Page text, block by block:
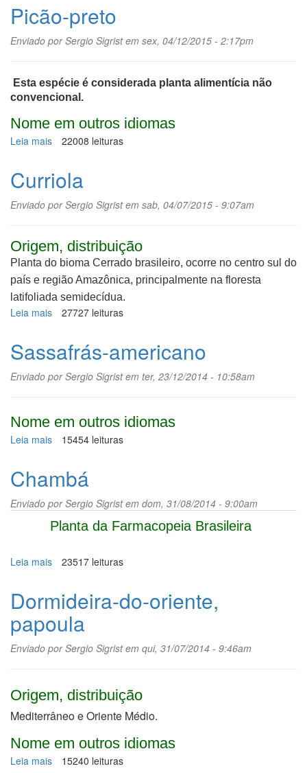
defunto
Picão-preto
Enviado porSergio Sigristem sex, 04/12/2015 - 2:17pm
Esta espécie é considerada planta alimentícia não
convencional.
Nome em outros idiomas
Leia mais sobre
22008 leituras
Curriola
Enviado porSergio Sigristem sab, 04/07/2015 - 9:07am
Origem, distribuição
Planta do bioma Cerrado brasileiro, ocorre no centro sul do
país e região Amazônica, principalmente na floresta
latifoliada semidecídua.
Leia mais sobre
27727 leituras
Sassafrás-americano
Enviado porSergio Sigristem ter, 23/12/2014 - 10:58am
Nome em outros idiomas
Leia mais sobre
15454 leituras
Chambá
Enviado porSergio Sigristem dom, 31/08/2014 - 9:00am
Planta da Farmacopeia Brasileira
Leia mais sobre
23517 leituras
Dormideira-do-oriente,
papoula
Enviado porSergio Sigristem qui, 31/07/2014 - 9:46am
Origem, distribuição
Mediterrâneo e Oriente Médio.
Nome em outros idiomas
Leia mais sobre
15240 leituras